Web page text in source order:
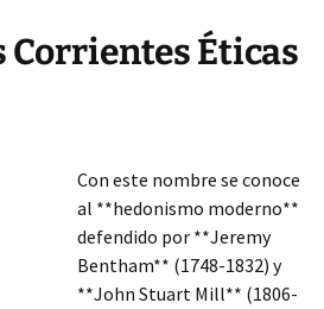
Éticas
Con este nombre se conoce
al **hedonismo moderno**
defendido por **Jeremy
Bentham** (1748-1832) y
**John Stuart Mill** (1806-